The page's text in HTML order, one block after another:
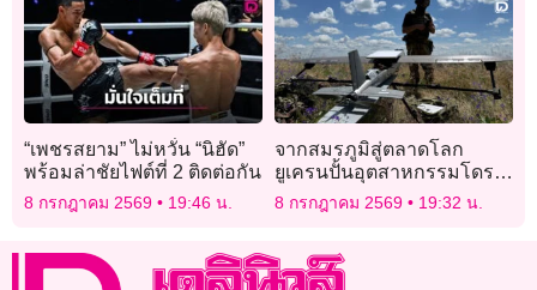
“เพชรสยาม” ไม่หวั่น “นิฮัด”
พร้อมล่าชัยไฟต์ที่ 2 ติดต่อกัน
8 กรกฎาคม 2569 19:46 น.
จากสมรภูมิสู่ตลาดโลก
ยูเครนปั้นอุตสาหกรรมโดรน
สร้างรายได้ท่ามกลาง
สงคราม
8 กรกฎาคม 2569 19:32 น.